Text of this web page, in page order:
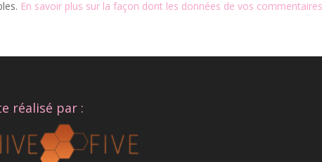
En savoir plus sur la façon dont les données de vos
réalisé par :